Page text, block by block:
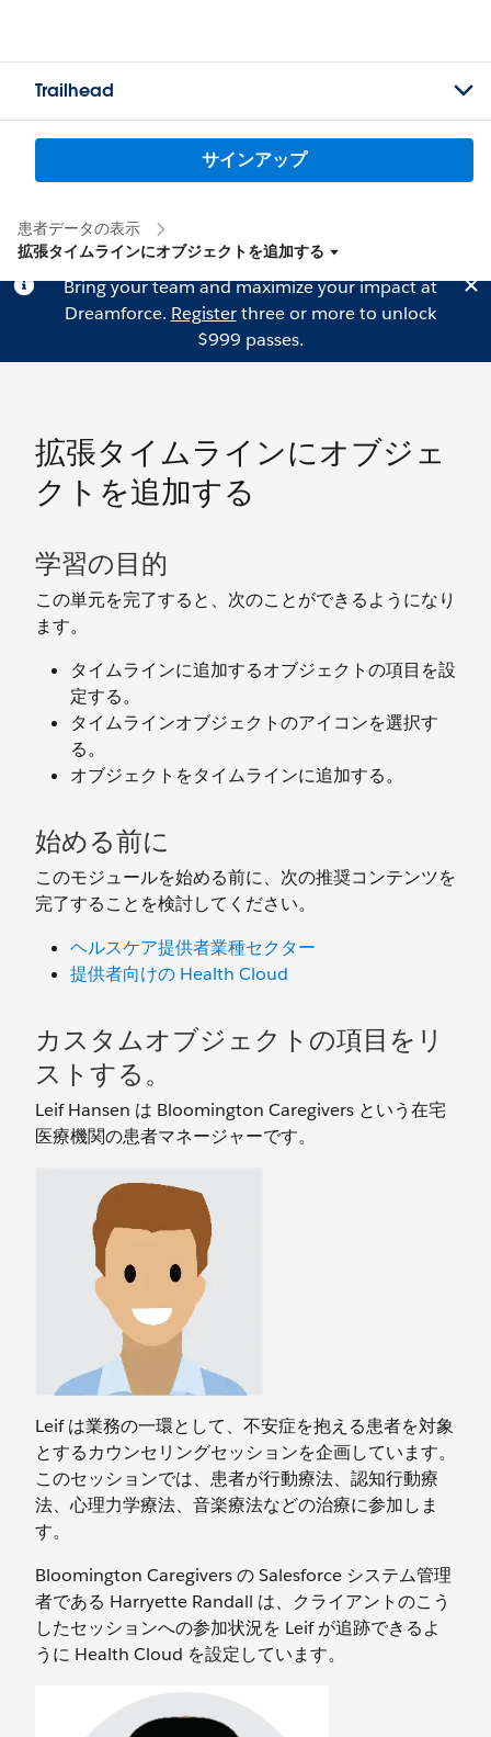
Trailhead
サインアップ
患者データの表示
拡張タイムラインにオブジェクトを追加する
Bring your team and maximize your impact at
Dreamforce. Registerthree or more to unlock
$999 passes.
拡張タイムラインにオブジェ
クトを追加する
学習の目的
この単元を完了すると、次のことができるようになり
ます。
タイムラインに追加するオブジェクトの項目を設
定する。
タイムラインオブジェクトのアイコンを選択す
る。
オブジェクトをタイムラインに追加する。
始める前に
このモジュールを始める前に、次の推奨コンテンツを
完了することを検討してください。
ヘルスケア提供者業種セクター
提供者向けの Health Cloud
カスタムオブジェクトの項目をリ
ストする。
Leif Hansen は Bloomington Caregivers という在宅
医療機関の患者マネージャーです。
Leif は業務の一環として、不安症を抱える患者を対象
とするカウンセリングセッションを企画しています。
このセッションでは、患者が行動療法、認知行動療
法、心理力学療法、音楽療法などの治療に参加しま
す。
Bloomington Caregivers の Salesforce システム管理
者である Harryette Randall は、クライアントのこう
したセッションへの参加状況を Leif が追跡できるよ
うに Health Cloud を設定しています。